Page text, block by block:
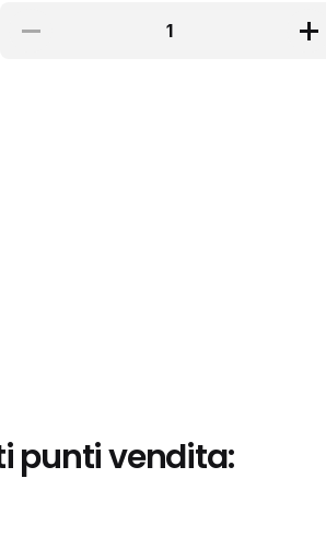
1
punti vendita: